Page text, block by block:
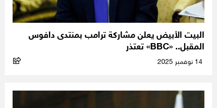
البيت الأبيض يعلن مشاركة ترامب بمنتدى دافوس
المقبل.. «BBC» تعتذر